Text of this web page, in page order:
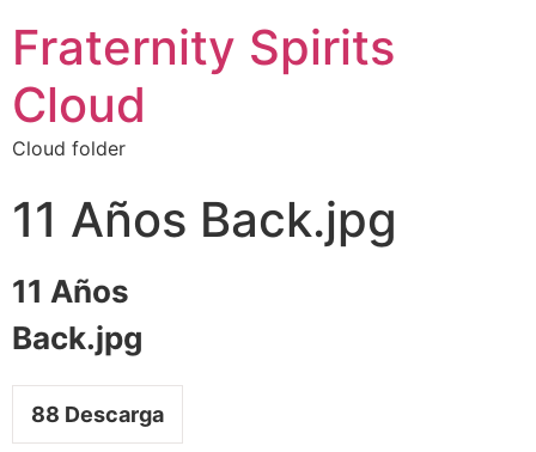
Fraternity Spirits
Cloud
Cloud folder
11 Años Back.jpg
11 Años
Back.jpg
88 Descarga